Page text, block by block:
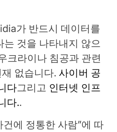
가 반드시 데이터를
것을 나타내지 않으
크라이나 침공과 관련
없습니다. 사이버 공
다그리고 인터넷 인프
다..
건에 정통한 사람”에 따